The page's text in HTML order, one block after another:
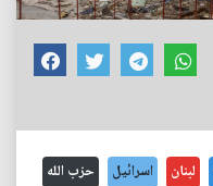
لبنان اسرائيل حزب الله